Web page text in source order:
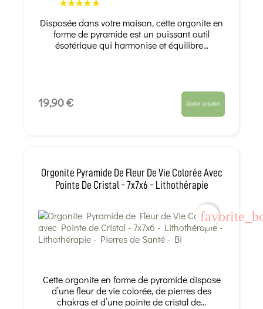
Disposée dans votre maison, cette orgonite en
forme de pyramide est un puissant outil
ésotérique qui harmonise et équilibre...
19,90 € Ajouter au panier
Orgonite Pyramide De Fleur De Vie Colorée Avec
Pointe De Cristal - 7x7x6 - Lithothérapie
Cette orgonite en forme de pyramide dispose
d’une fleur de vie colorée, de pierres des
chakras et d’une pointe de cristal de...